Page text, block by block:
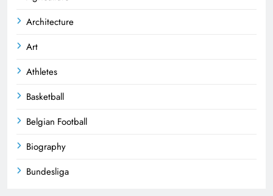
Architecture
Art
Athletes
Basketball
Belgian Football
Biography
Bundesliga